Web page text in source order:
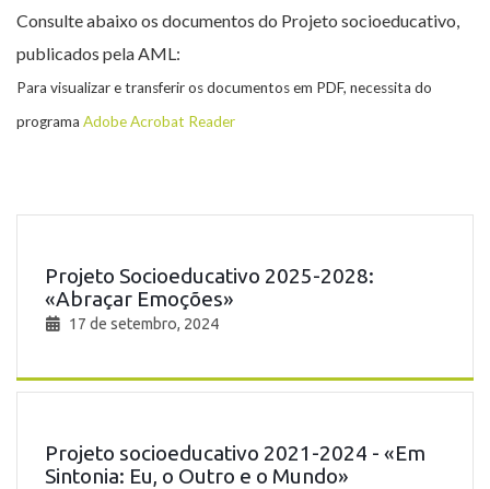
Consulte abaixo os documentos do Projeto socioeducativo,
publicados pela AML:
Para visualizar e transferir os documentos em PDF, necessita do
programa Adobe Acrobat Reader
Projeto Socioeducativo 2025-2028:
«Abraçar Emoções»
17 de setembro, 2024
Projeto socioeducativo 2021-2024 - «Em
Sintonia: Eu, o Outro e o Mundo»